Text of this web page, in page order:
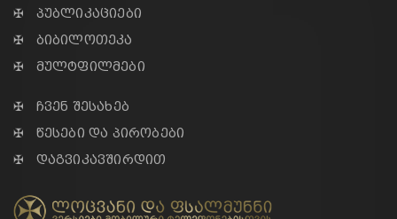
✠ პუბლიკაციები
✠ ბიბილოთეკა
✠ მულტფილმები
✠ ჩვენ შესახებ
✠ წესები და პირობები
✠ დაგვიკავშირდით